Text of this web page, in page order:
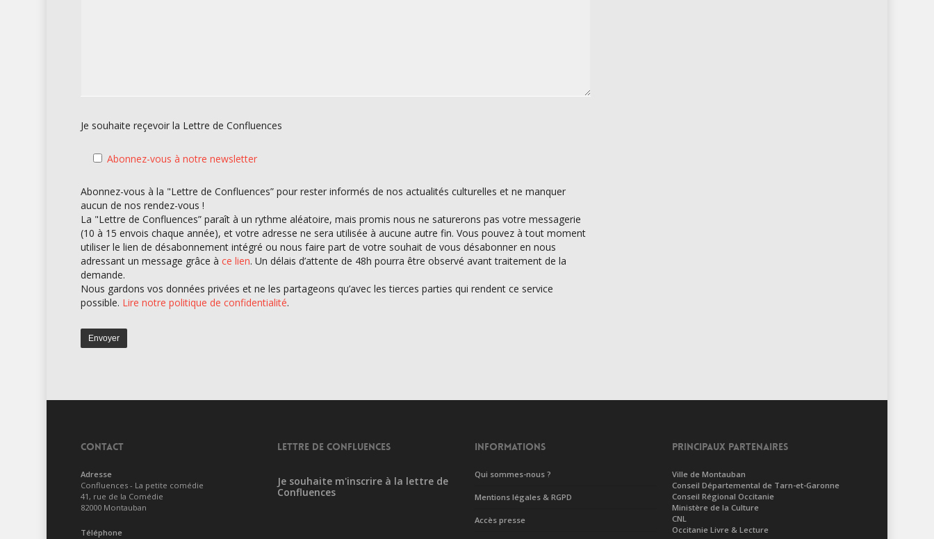
Je souhaite reçevoir la Lettre de Confluences
Abonnez-vous à notre newsletter
Abonnez-vous à la "Lettre de Confluences” pour rester informés de nos actualités culturelles et ne manquer
aucun de nos rendez-vous !
La "Lettre de Confluences” paraît à un rythme aléatoire, mais promis nous ne saturerons pas votre messagerie
(10 à 15 envois chaque année), et votre adresse ne sera utilisée à aucune autre fin. Vous pouvez à tout moment
utiliser le lien de désabonnement intégré ou nous faire part de votre souhait de vous désabonner en nous
adressant un message grâce à ce lien. Un délais d’attente de 48h pourra être observé avant traitement de la
demande.
Nous gardons vos données privées et ne les partageons qu’avec les tierces parties qui rendent ce service
possible. Lire notre politique de confidentialité.
CONTACT
Adresse
Confluences - La petite comédie
41, rue de la Comédie
82000 Montauban
Téléphone
LETTRE DE CONFLUENCES
Je souhaite m'inscrire à la lettre de
Confluences
INFORMATIONS
Qui sommes-nous ?
Mentions légales & RGPD
Accès presse
PRINCIPAUX PARTENAIRES
Ville de Montauban
Conseil Départemental de Tarn-et-Garonne
Conseil Régional Occitanie
Ministère de la Culture
CNL
Occitanie Livre & Lecture